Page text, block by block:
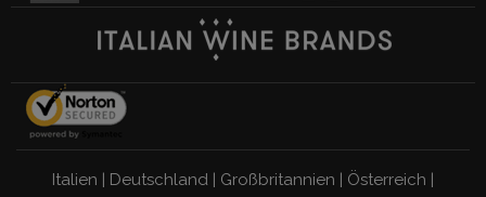
Italien Deutschland Großbritannien Österreich